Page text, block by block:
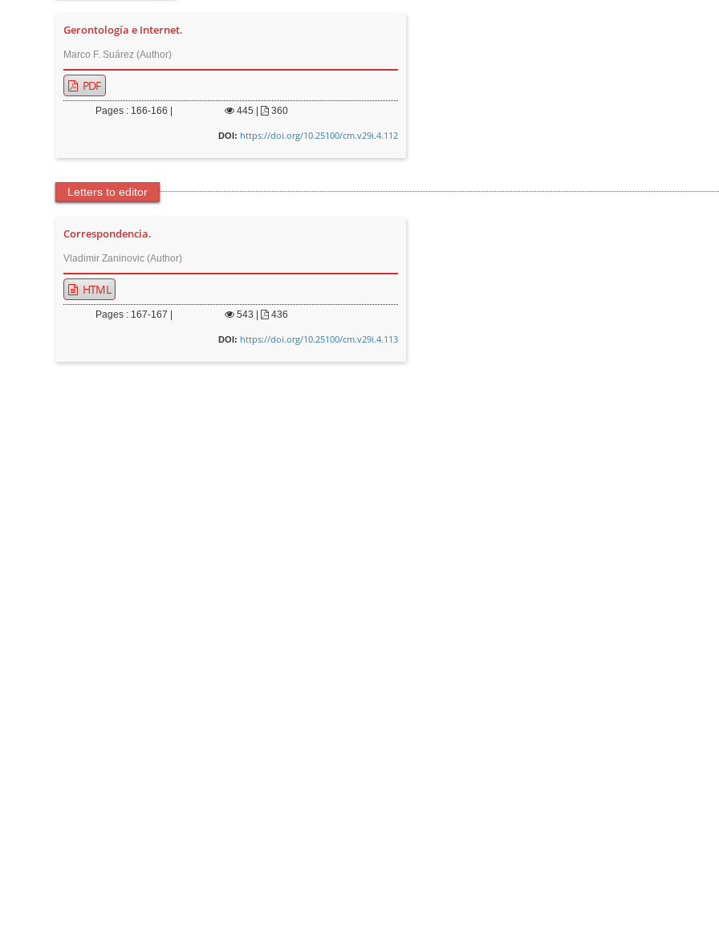
Gerontología e Internet.
Marco F. Suárez (Author)
PDF
Pages : 166-166 | 445 | 360
DOI: https://doi.org/10.25100/cm.v29i.4.112
Letters to editor
Correspondencia.
Vladimir Zaninovic (Author)
HTML
Pages : 167-167 | 543 | 436
DOI: https://doi.org/10.25100/cm.v29i.4.113